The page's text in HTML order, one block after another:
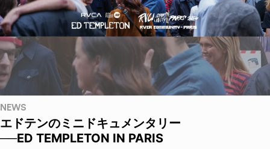
NEWS
エドテンのミニドキュメンタリー
──ED TEMPLETON IN PARIS